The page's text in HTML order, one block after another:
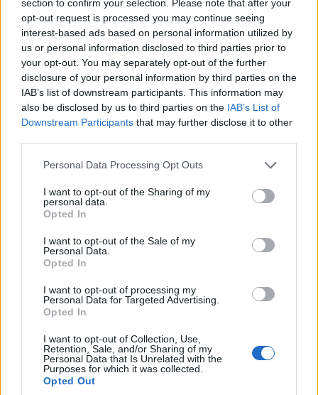
section to confirm your selection. Please note that after your
opt-out request is processed you may continue seeing
interest-based ads based on personal information utilized by
us or personal information disclosed to third parties prior to
your opt-out. You may separately opt-out of the further
disclosure of your personal information by third parties on the
IAB’s list of downstream participants. This information may
also be disclosed by us to third parties on the IAB’s List of
Downstream Participants that may further disclose it to other
Please note that this website/app uses one or more Google
not limited to your visit or usage behaviour. You may click to
grant or deny consent to Google and its third-party tags to
use your data for below specified purposes in below Google
consent section.
Personal Data Processing Opt Outs
I want to opt-out of the Sharing of my
personal data.
Opted In
I want to opt-out of the Sale of my
Personal Data.
Opted In
I want to opt-out of processing my
Personal Data for Targeted Advertising.
Opted In
I want to opt-out of Collection, Use,
Retention, Sale, and/or Sharing of my
Personal Data that Is Unrelated with the
Purposes for which it was collected.
Opted Out
Κούλας Πουλασιχίδου)
18 Μαρτίου 2024, 5:43 μμ
σε "Ρεπορτάζ"
Ακολουθήστε μας στοGoogle News
και μάθετε πρώτοι όλες τις ειδήσεις!